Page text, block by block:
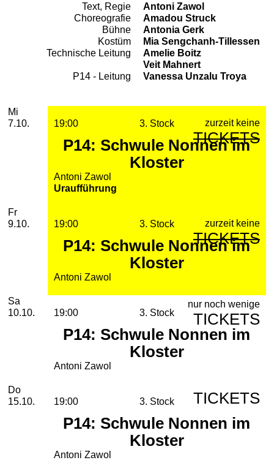
Team
Text, Regie
Antoni Zawol
Choreografie
Amadou Struck
Bühne
Antonia Gerk
Kostüm
Mia Sengchanh-Tillessen
Technische Leitung
Amelie Boitz
Veit Mahnert
P14 - Leitung
Vanessa Unzalu Troya
Aufführungen
2026
Oktober
Mittwoch, 07. Oktober 2026
Mi
7.10.
19:00 3. Stock
P14: Schwule Nonnen im
Kloster
Antoni Zawol
Uraufführung
zurzeit keine
TICKETS
Freitag, 09. Oktober 2026
Fr
9.10.
19:00 3. Stock
P14: Schwule Nonnen im
Kloster
Antoni Zawol
zurzeit keine
TICKETS
Samstag, 10. Oktober 2026
Sa
10.10.
19:00 3. Stock
P14: Schwule Nonnen im
Kloster
Antoni Zawol
nur noch wenige
TICKETS
Donnerstag, 15. Oktober 2026
Do
15.10.
19:00 3. Stock
P14: Schwule Nonnen im
Kloster
Antoni Zawol
TICKETS